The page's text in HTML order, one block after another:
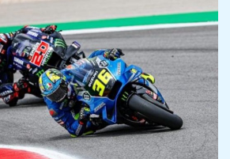
1
млн